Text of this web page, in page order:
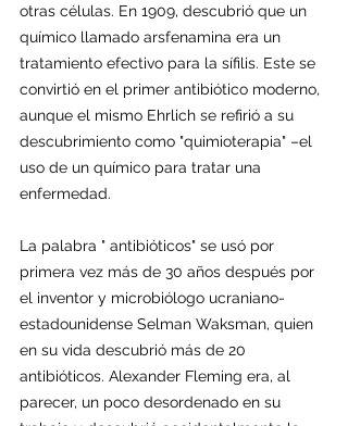
otras células. En 1909, descubrió que un
químico llamado arsfenamina era un
tratamiento efectivo para la sífilis. Este se
convirtió en el primer antibiótico moderno,
aunque el mismo Ehrlich se refirió a su
descubrimiento como "quimioterapia" –el
uso de un químico para tratar una
enfermedad.
La palabra " antibióticos" se usó por
primera vez más de 30 años después por
el inventor y microbiólogo ucraniano-
estadounidense Selman Waksman, quien
en su vida descubrió más de 20
antibióticos. Alexander Fleming era, al
parecer, un poco desordenado en su